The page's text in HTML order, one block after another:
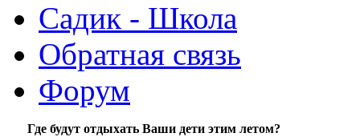
Садик - Школа
Обратная связь
Форум
Где будут отдыхать Ваши дети этим летом?